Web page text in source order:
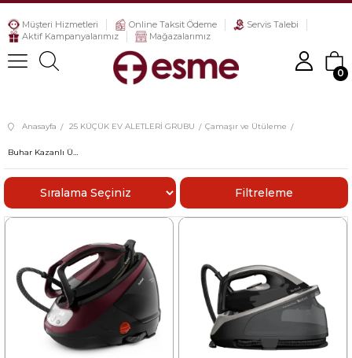
Müşteri Hizmetleri Online Taksit Ödeme
Servis Talebi
Aktif Kampanyalarımız
Mağazalarımız
0
Anasayfa 25 KÜÇÜK EV ALETLERİ GRUBU Çamaşır ve Ütüleme
Buhar Kazanlı Ütüler
Filtreleme
Sıralama